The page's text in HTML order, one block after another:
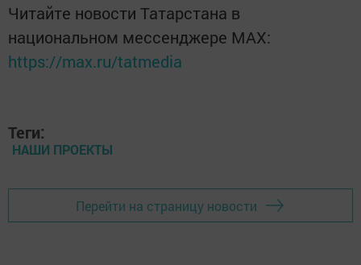
Читайте новости Татарстана в
национальном мессенджере MАХ:
https://max.ru/tatmedia
Теги:
НАШИ ПРОЕКТЫ
Перейти на страницу новости